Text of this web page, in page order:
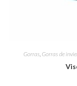
Gorras, Gorras de